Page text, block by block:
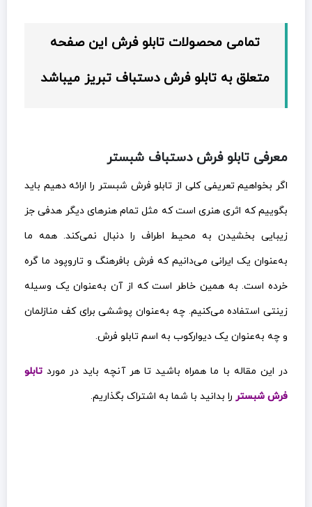
تمامی محصولات تابلو فرش این صفحه
متعلق به تابلو فرش دستباف تبریز میباشد
معرفی تابلو فرش دستباف شبستر
اگر بخواهیم تعریفی کلی از تابلو فرش شبستر را ارائه دهیم باید
بگوییم که اثری هنری است که مثل تمام هنرهای دیگر هدفی جز
زیبایی بخشیدن به محیط اطراف را دنبال نمی‌کند. همه ما
به‌عنوان یک ایرانی می‌دانیم که فرش بافرهنگ و تاروپود ما گره
خرده است. به همین خاطر است که از آن به‌عنوان یک وسیله
زینتی استفاده می‌کنیم. چه به‌عنوان پوششی برای کف منازلمان
و چه به‌عنوان یک دیوارکوب به اسم تابلو فرش.
در این مقاله با ما همراه باشید تا هر آنچه باید در مورد تابلو
فرش شبستر را بدانید با شما به اشتراک بگذاریم.